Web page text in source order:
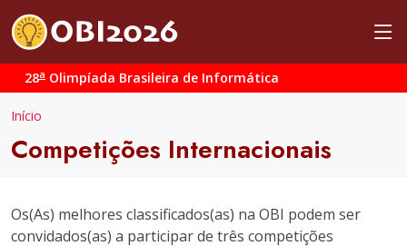
28a Olimpíada Brasileira de Informática
Início
Competições Internacionais
Os(As) melhores classificados(as) na OBI podem ser
convidados(as) a participar de três competições